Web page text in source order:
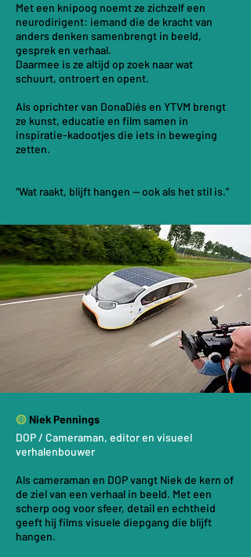
Met een knipoog noemt ze zichzelf een
neurodirigent: iemand die de kracht van
anders denken samenbrengt in beeld,
gesprek en verhaal.
Daarmee is ze altijd op zoek naar wat
schuurt, ontroert en opent.
Als oprichter van DonaDíés en YTVM brengt
ze kunst, educatie en film samen in
inspiratie-kadootjes die iets in beweging
zetten.
​“Wat raakt, blijft hangen — ook als het stil is.”
🟡 Niek Pennings
DOP / Cameraman, editor en visueel
verhalenbouwer
Als cameraman en DOP vangt Niek de kern of
de ziel van een verhaal in beeld. Met een
scherp oog voor sfeer, detail en echtheid
geeft hij films visuele diepgang die blijft
hangen.